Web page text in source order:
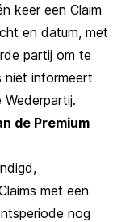
keer een Claim
en datum, met
partij om te
niet informeert
de Premium
met een
nog